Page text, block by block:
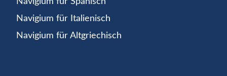
Navigium für Italienisch
Navigium für Altgriechisch